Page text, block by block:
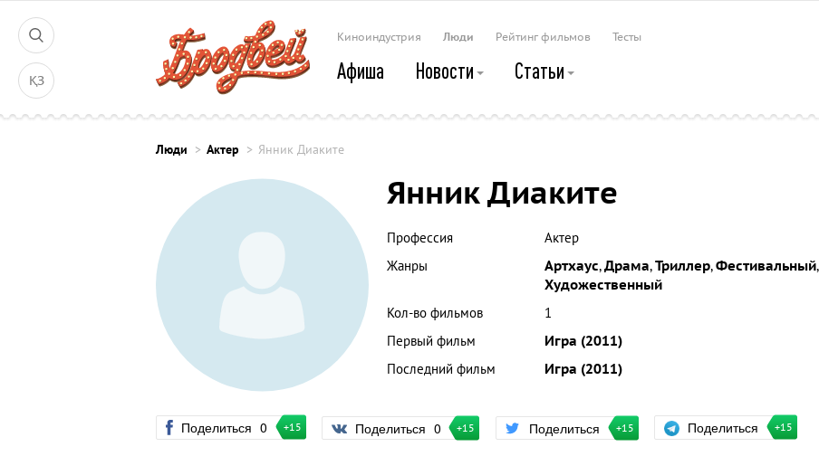
ҚЗ
Киноиндустрия Люди Рейтинг фильмов Тесты
Афиша Новости Статьи
Люди Актер Янник Диаките
Янник Диаките
Профессия
Актер
Жанры
Артхаус,Драма,Триллер,Фестивальный,
Художественный
Кол-во фильмов
1
Первый фильм
Игра (2011)
Последний фильм
Игра (2011)
Поделиться 0 +15 Поделиться 0 +15 Поделиться +15 Поделиться +15